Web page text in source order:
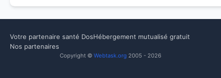
Votre partenaire santé DosHébergement mutualisé gratuit
Nos partenaires
Copyright © Webtask.org 2005 - 2026